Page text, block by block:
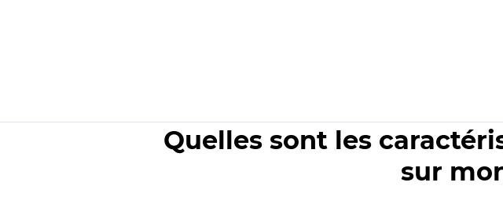
Quelles sont les
sur